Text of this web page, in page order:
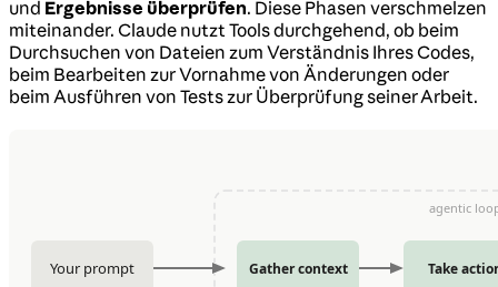
und Ergebnisse überprüfen. Diese Phasen verschmelzen
miteinander. Claude nutzt Tools durchgehend, ob beim
Durchsuchen von Dateien zum Verständnis Ihres Codes,
beim Bearbeiten zur Vornahme von Änderungen oder
beim Ausführen von Tests zur Überprüfung seiner Arbeit.